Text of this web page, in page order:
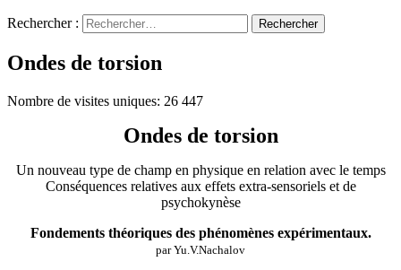
Rechercher :
Ondes de torsion
Nombre de visites uniques: 26 447
Ondes de torsion
Un nouveau type de champ en physique en relation avec le temps
Conséquences relatives aux effets extra-sensoriels et de
psychokynèse
Fondements théoriques des phénomènes expérimentaux.
par Yu.V.Nachalov